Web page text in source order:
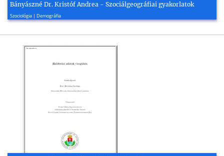
Bányászné Dr. Kristóf Andrea - Szociálgeográfiai gyakorlatok
Szociológia | Demográfia
2022, 214 oldal